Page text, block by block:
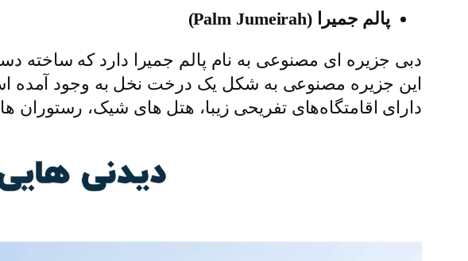
پالم جمیرا (Palm Jumeirah)
دبی جزیره‌ ای مصنوعی به نام پالم جمیرا دارد که ساخته
این جزیره مصنوعی به شکل یک درخت نخل به وجود
دارای اقامتگاه‌های تفریحی زیبا، هتل ‌های شیک، رستوران